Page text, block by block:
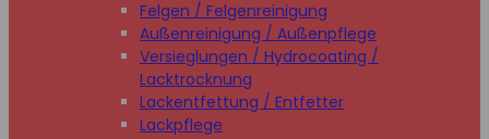
Felgen / Felgenreinigung
Außenreinigung / Außenpflege
Versieglungen / Hydrocoating /
Lacktrocknung
Lackentfettung / Entfetter
Lackpflege